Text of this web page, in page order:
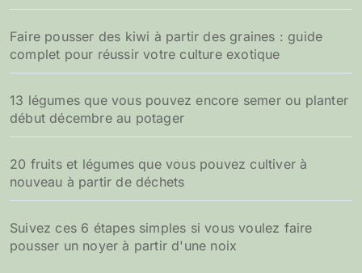
Faire pousser des kiwi à partir des graines : guide
complet pour réussir votre culture exotique
13 légumes que vous pouvez encore semer ou planter
début décembre au potager
20 fruits et légumes que vous pouvez cultiver à
nouveau à partir de déchets
Suivez ces 6 étapes simples si vous voulez faire
pousser un noyer à partir d'une noix